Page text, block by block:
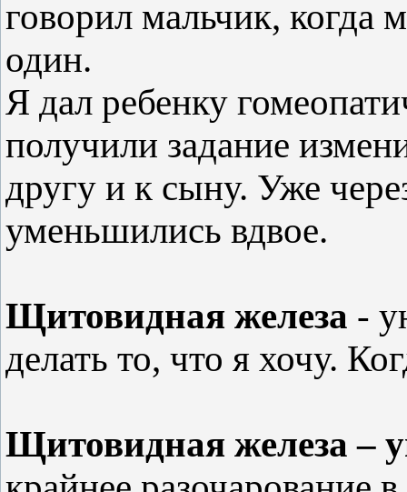
говорил мальчик, когда
один.
Я дал ребенку
получили задание
другу и к сыну. Уже
уменьшились вдвое.
Щитовидная железа -
делать то, что я хочу.
Щитовидная железа –